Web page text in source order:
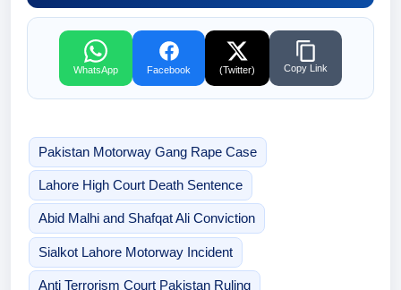
WhatsApp Facebook (Twitter) Copy Link
Pakistan Motorway Gang Rape Case
Lahore High Court Death Sentence
Abid Malhi and Shafqat Ali Conviction
Sialkot Lahore Motorway Incident
Anti Terrorism Court Pakistan Ruling